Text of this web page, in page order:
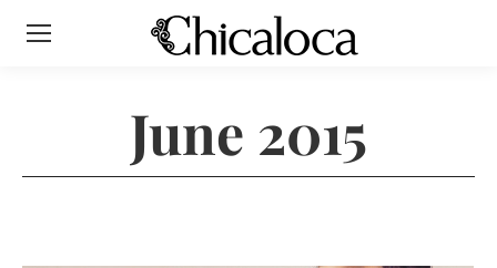
June 2015